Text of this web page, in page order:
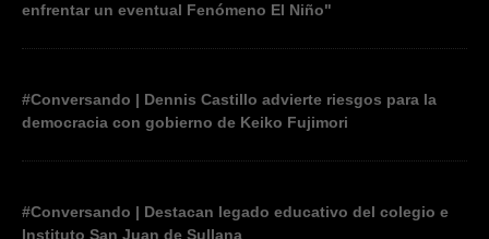
enfrentar un eventual Fenómeno El Niño"
#Conversando | Dennis Castillo advierte riesgos para la
democracia con gobierno de Keiko Fujimori
#Conversando | Destacan legado educativo del colegio e
Instituto San Juan de Sullana